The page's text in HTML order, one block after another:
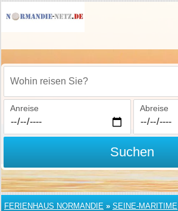
Wohin reisen Sie?
Anreise Abreise
Suchen
FERIENHAUS NORMANDIE » SEINE-MARITIME